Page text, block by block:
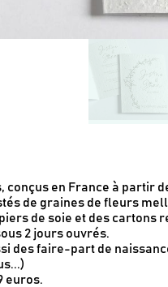
conçus en France à partir
de graines de fleurs
de soie et des cartons
2 jours ouvrés.
des faire-part de
euros.